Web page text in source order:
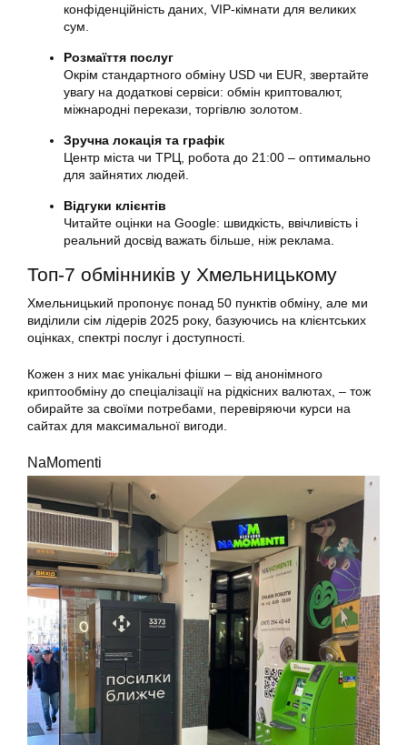
конфіденційність даних, VIP-кімнати для великих
сум.
Розмаїття послуг
Окрім стандартного обміну USD чи EUR, звертайте
увагу на додаткові сервіси: обмін криптовалют,
міжнародні перекази, торгівлю золотом.
Зручна локація та графік
Центр міста чи ТРЦ, робота до 21:00 – оптимально
для зайнятих людей.
Відгуки клієнтів
Читайте оцінки на Google: швидкість, ввічливість і
реальний досвід важать більше, ніж реклама.
Топ-7 обмінників у Хмельницькому
Хмельницький пропонує понад 50 пунктів обміну, але ми
виділили сім лідерів 2025 року, базуючись на клієнтських
оцінках, спектрі послуг і доступності.
Кожен з них має унікальні фішки – від анонімного
криптообміну до спеціалізації на рідкісних валютах, – тож
обирайте за своїми потребами, перевіряючи курси на
сайтах для максимальної вигоди.
NaMomenti